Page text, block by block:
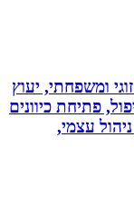
יעוץ
כיוונים
עצמי,